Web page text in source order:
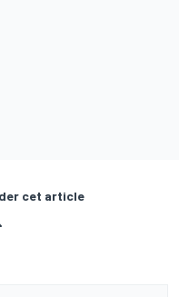
cet article